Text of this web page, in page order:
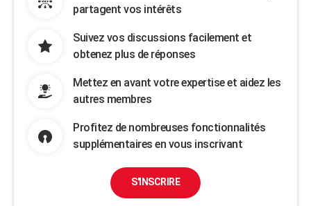
partagent vos intérêts
Suivez vos discussions facilement et
obtenez plus de réponses
Mettez en avant votre expertise et aidez les
autres membres
Profitez de nombreuses fonctionnalités
supplémentaires en vous inscrivant
S'INSCRIRE